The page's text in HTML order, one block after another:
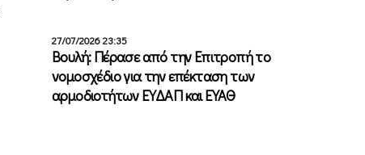
27/07/2026 23:35
Βουλή: Πέρασε από την Επιτροπή το
νομοσχέδιο για την επέκταση των
αρμοδιοτήτων ΕΥΔΑΠ και ΕΥΑΘ